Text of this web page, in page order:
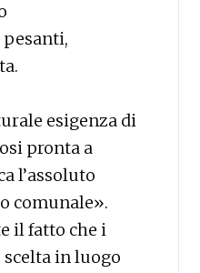
esigenza di
pronta a
l’assoluto
comunale».
il fatto che i
in luogo